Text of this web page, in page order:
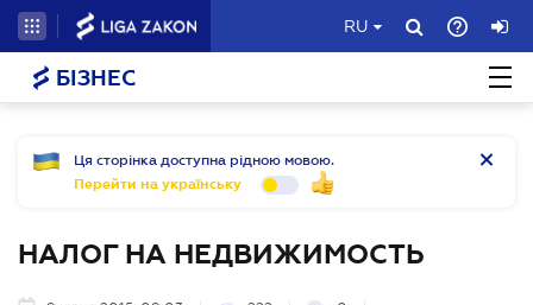
RU
БІЗНЕС
Ця сторінка доступна рідною мовою.
Перейти на українську
НАЛОГ НА НЕДВИЖИМОСТЬ